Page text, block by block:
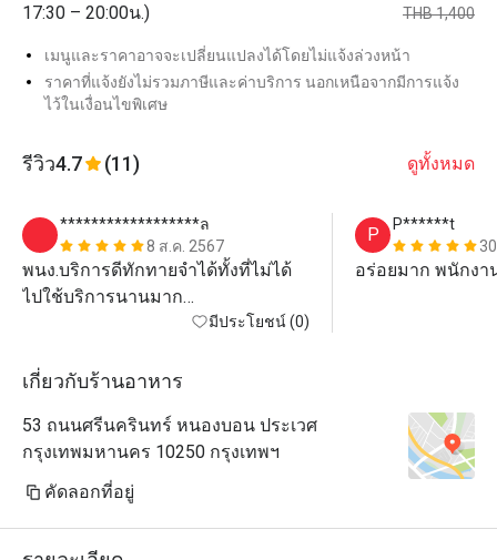
17:30 – 20:00น.)
THB 1,400
เมนูและราคาอาจจะเปลี่ยนแปลงได้โดยไม่แจ้งล่วงหน้า
ราคาที่แจ้งยังไม่รวมภาษีและค่าบริการ นอกเหนือจากมีการแจ้ง
ไว้ในเงื่อนไขพิเศษ
รีวิว4.7 (11) ดูทั้งหมด
******************ล
8 ส.ค. 2567
พนง.บริการดีทักทายจำได้ทั้งที่ไม่ได้
ไปใช้บริการนานมาก
มีประโยชน์ (0)
P
P******t
อร่อยมาก พนักงา
เกี่ยวกับร้านอาหาร
53 ถนนศรีนครินทร์ หนองบอน ประเวศ
กรุงเทพมหานคร 10250 กรุงเทพฯ
คัดลอกที่อยู่